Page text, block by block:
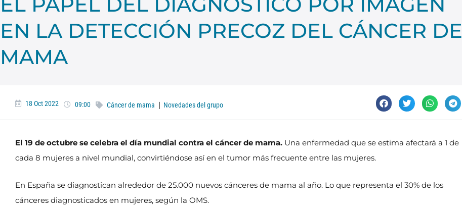
EN LA DETECCIÓN PRECOZ DEL CÁNCER DE
MAMA
18 Oct 2022 09:00 Cáncer de mama | Novedades del grupo
El 19 de octubre se celebra el día mundial contra el cáncer de mama. Una enfermedad que se estima afectará a 1 de
cada 8 mujeres a nivel mundial, convirtiéndose así en el tumor más frecuente entre las mujeres.
En España se diagnostican alrededor de 25.000 nuevos cánceres de mama al año. Lo que representa el 30% de los
cánceres diagnosticados en mujeres, según la OMS.